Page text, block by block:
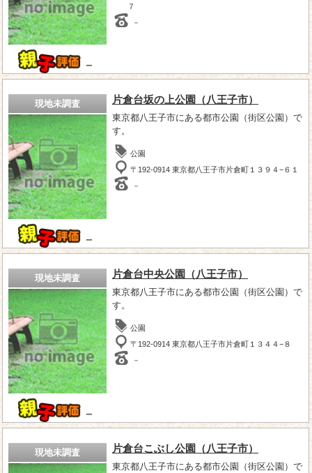
－
７
－
現地未調査
－
片倉台坂の上公園（八王子市）
東京都八王子市にある都市公園（街区公園）で
す。
公園
〒192-0914 東京都八王子市片倉町１３９４−６１
－
現地未調査
－
片倉台中央公園（八王子市）
東京都八王子市にある都市公園（街区公園）で
す。
公園
〒192-0914 東京都八王子市片倉町１３４４−８
－
現地未調査 片倉台こぶし公園（八王子市）
東京都八王子市にある都市公園（街区公園）で